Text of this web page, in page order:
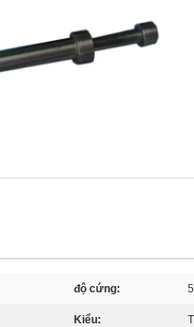
độ cứng:
Kiểu: